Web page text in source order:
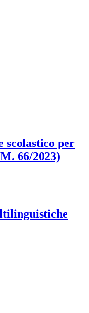
scolastico per
66/2023)